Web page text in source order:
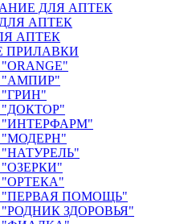
ДЛЯ АПТЕК
АПТЕК
АПТЕК
ПРИЛАВКИ
"ORANGE"
"АМПИР"
"ГРИН"
"ДОКТОР"
"ИНТЕРФАРМ"
"МОДЕРН"
"НАТУРЕЛЬ"
"ОЗЕРКИ"
"ОРТЕКА"
"ПЕРВАЯ ПОМОЩЬ"
"РОДНИК ЗДОРОВЬЯ"